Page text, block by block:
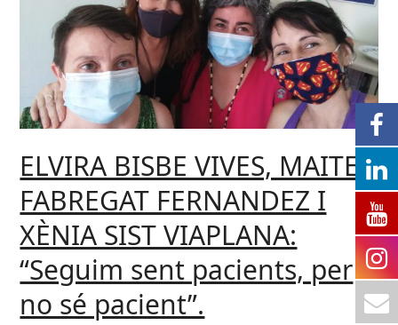
ELVIRA BISBE VIVES, MAITE
FABREGAT FERNANDEZ I
XÈNIA SIST VIAPLANA:
“Seguim sent pacients, per
no sé pacient”.